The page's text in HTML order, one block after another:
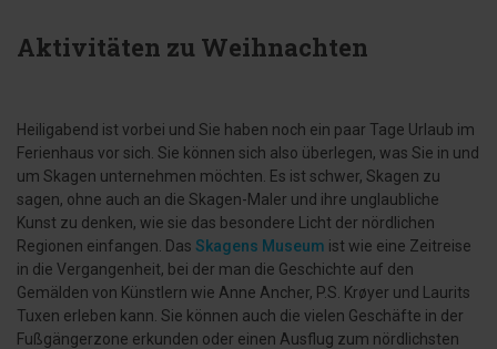
Aktivitäten zu Weihnachten
Heiligabend ist vorbei und Sie haben noch ein paar Tage Urlaub im
Ferienhaus vor sich. Sie können sich also überlegen, was Sie in und
um Skagen unternehmen möchten. Es ist schwer, Skagen zu
sagen, ohne auch an die Skagen-Maler und ihre unglaubliche
Kunst zu denken, wie sie das besondere Licht der nördlichen
Regionen einfangen. Das Skagens Museum ist wie eine Zeitreise
in die Vergangenheit, bei der man die Geschichte auf den
Gemälden von Künstlern wie Anne Ancher, P.S. Krøyer und Laurits
Tuxen erleben kann. Sie können auch die vielen Geschäfte in der
Fußgängerzone erkunden oder einen Ausflug zum nördlichsten